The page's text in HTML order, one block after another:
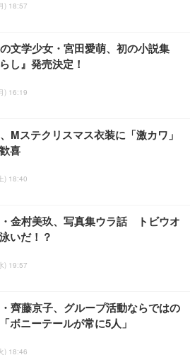
) 18:57
文学少女・宮田愛萌、初の小説集
し』発売決定！
) 16:19
Mステクリスマス衣装に「激カワ」
喜
) 18:40
金村美玖、写真集ウラ話 トビウオ
いだ！？
) 19:57
齊藤京子、グループ活動ならではの
ボニーテールが常に5人」
) 18:46